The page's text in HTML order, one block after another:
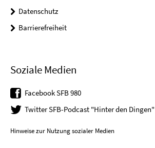
Datenschutz
Barrierefreiheit
Soziale Medien
Facebook SFB 980
Twitter SFB-Podcast "Hinter den Dingen"
Hinweise zur Nutzung sozialer Medien